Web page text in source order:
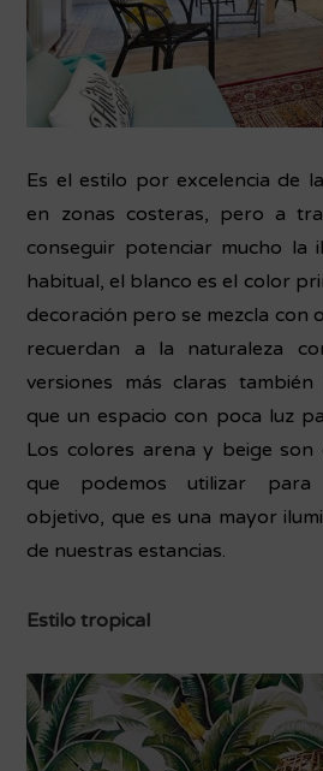
Es el estilo por excelencia de
en zonas costeras, pero a
conseguir potenciar mucho la
habitual, el blanco es el color
decoración pero se mezcla con
recuerdan a la naturaleza
versiones más claras
que un espacio con poca luz
Los colores arena y beige
que podemos utilizar para
objetivo, que es una mayor
de nuestras estancias.
Estilo tropical